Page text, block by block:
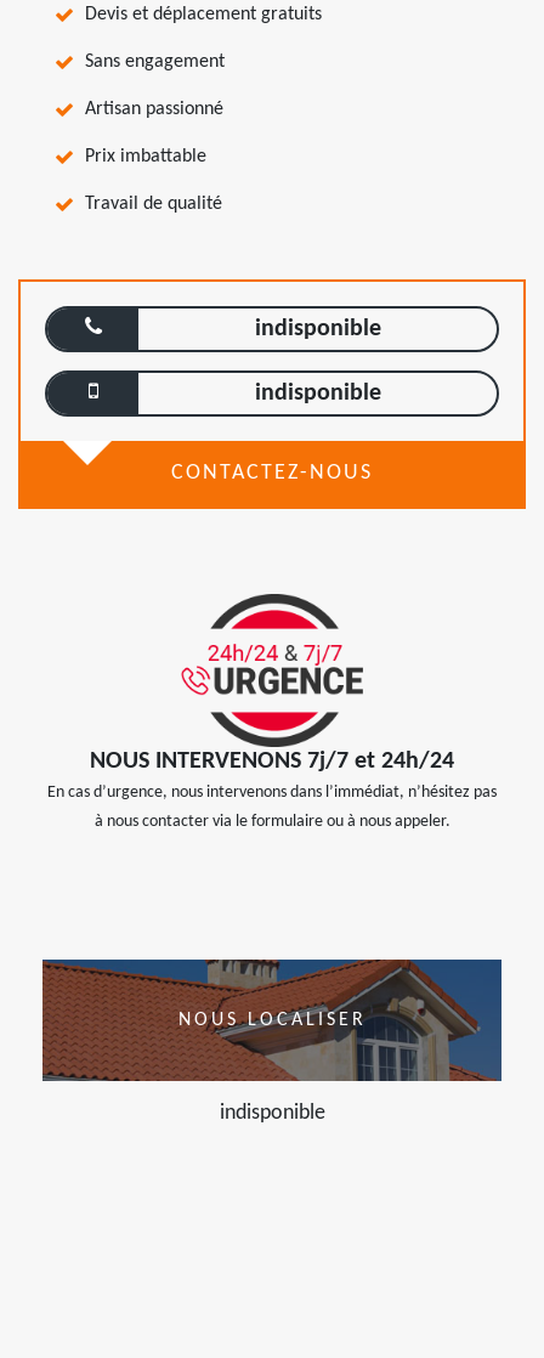
Devis et déplacement gratuits
Sans engagement
Artisan passionné
Prix imbattable
Travail de qualité
indisponible
indisponible
CONTACTEZ-NOUS
NOUS INTERVENONS 7j/7 et 24h/24
En cas d’urgence, nous intervenons dans l’immédiat, n’hésitez pas
à nous contacter via le formulaire ou à nous appeler.
NOUS LOCALISER
indisponible